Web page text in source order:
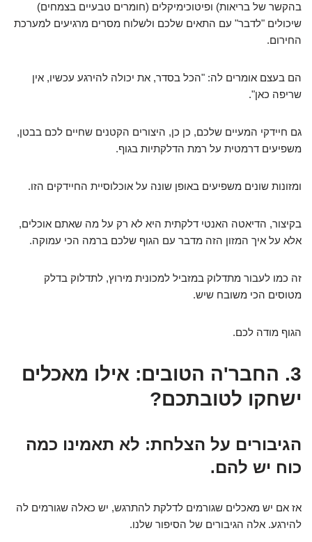
בהקשר של בריאות) ופיטוכימיקלים (חומרים טבעיים בצמחים)
שיכולים "לדבר" עם התאים שלכם ולשלוח מסרים מרגיעים למערכת
החירום.
הם בעצם אומרים לה: "הכל בסדר, את יכולה להירגע עכשיו, אין
שריפה כאן".
גם חיידקי המעיים שלכם, כן כן, היצורים הקטנים שחיים לכם בבטן,
משפיעים דרמטית על רמת הדלקתיות בגוף.
ומזונות שונים משפיעים באופן שונה על אוכלוסיית החיידקים הזו.
בקיצור, הדיאטה האנטי דלקתית היא לא רק על מה שאתם אוכלים,
אלא על איך המזון הזה מדבר עם הגוף שלכם ברמה הכי עמוקה.
זה כמו לעבור מתדלוק במזביל למכונית מירוץ, לתדלוק בדלק
מטוסים הכי משובח שיש.
הגוף מודה לכם.
3. החבר'ה הטובים: אילו מאכלים
ישחקו לטובתכם?
הגיבורים על הצלחת: לא תאמינו כמה
כוח יש להם.
אז אם יש מאכלים שגורמים לדלקת להתרגש, יש כאלה שגורמים לה
להירגע. אלה הגיבורים של הסיפור שלנו.